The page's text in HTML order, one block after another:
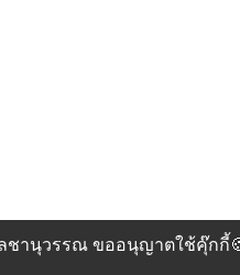
ชานุวรรณ ขออนุญาตใช้คุ๊กกี้